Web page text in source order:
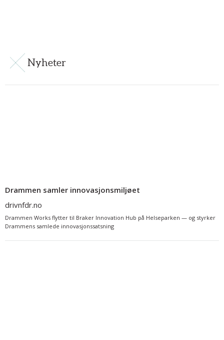
Nyheter
Drammen samler innovasjonsmiljøet
drivnfdr.no
Drammen Works flytter til Braker Innovation Hub på Helseparken — og styrker
Drammens samlede innovasjonssatsning